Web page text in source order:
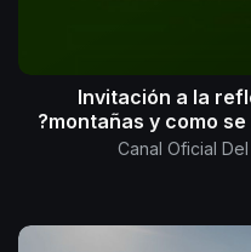
Invitación a la
montañas y como
Canal Oficial